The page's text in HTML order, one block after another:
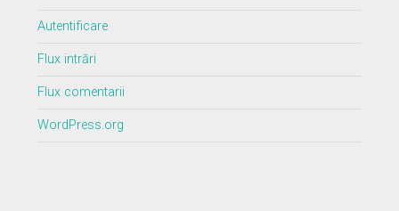
Autentificare
Flux intrări
Flux comentarii
WordPress.org